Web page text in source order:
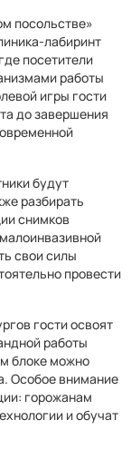
посольстве»
посетители
работы
игры гости
до завершения
будут
разбирать
снимков
свои силы
провести
гости освоят
работы
блоке можно
Особое внимание
горожанам
и обучат